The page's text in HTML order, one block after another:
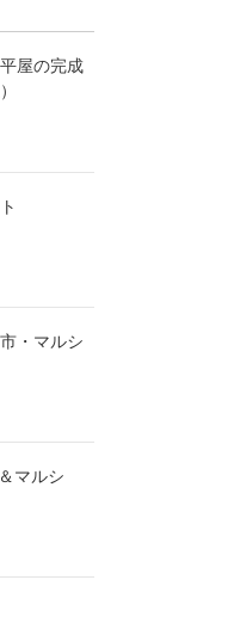
屋の完成
・マルシ
マルシ